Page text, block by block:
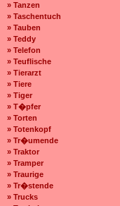
» Tanzen
» Taschentuch
» Tauben
» Teddy
» Telefon
» Teuflische
» Tierarzt
» Tiere
» Tiger
» T�pfer
» Torten
» Totenkopf
» Tr�umende
» Traktor
» Tramper
» Traurige
» Tr�stende
» Trucks